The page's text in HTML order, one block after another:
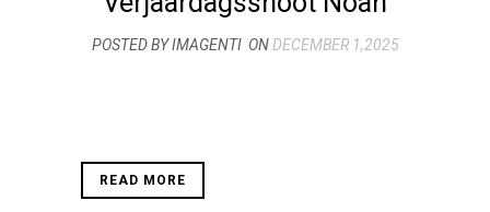
POSTED BY IMAGENTI ONDECEMBER 1,2025
READ MORE